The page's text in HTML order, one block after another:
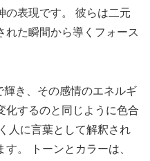
の表現です。 彼らは二元
れた瞬間から導くフォース
き、その感情のエネルギ
化するのと同じように色合
人に言葉として解釈され
。 トーンとカラーは、